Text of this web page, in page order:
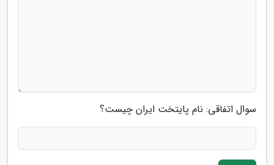
سوال اتفاقی: نام پایتخت ایران چیست؟